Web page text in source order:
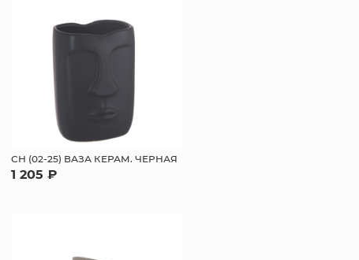
СН (02-25) ВАЗА КЕРАМ. ЧЕРНАЯ
1 205 ₽